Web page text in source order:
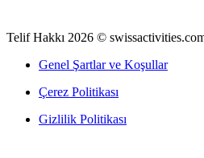
Telif Hakkı 2026 ©
Genel Şartlar ve Koşullar
Çerez Politikası
Gizlilik Politikası